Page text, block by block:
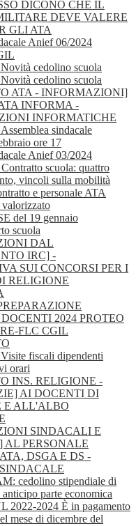
DICONO CHE IL
DEVE VALERE
GLI ATA
Anief 06/2024
cedolino scuola
cedolino scuola
ATA - INFORMAZIONI]
INFORMA -
INFORMATICHE
sindacale
ore 17
Anief 03/2024
scuola: quattro
vincoli sulla mobilità
e personale ATA
valorizzato
del 19 gennaio
scuola
DAL
IRC] -
SUI CONCORSI PER I
RELIGIONE
2024 PROTEO
FLC CGIL
fiscali dipendenti
orari
INS. RELIGIONE -
AI DOCENTI DI
E ALL'ALBO
SINDACALI E
PERSONALE
DSGA E DS -
cedolino stipendiale di
parte economica
2022-2024 È in pagamento
mese di dicembre del